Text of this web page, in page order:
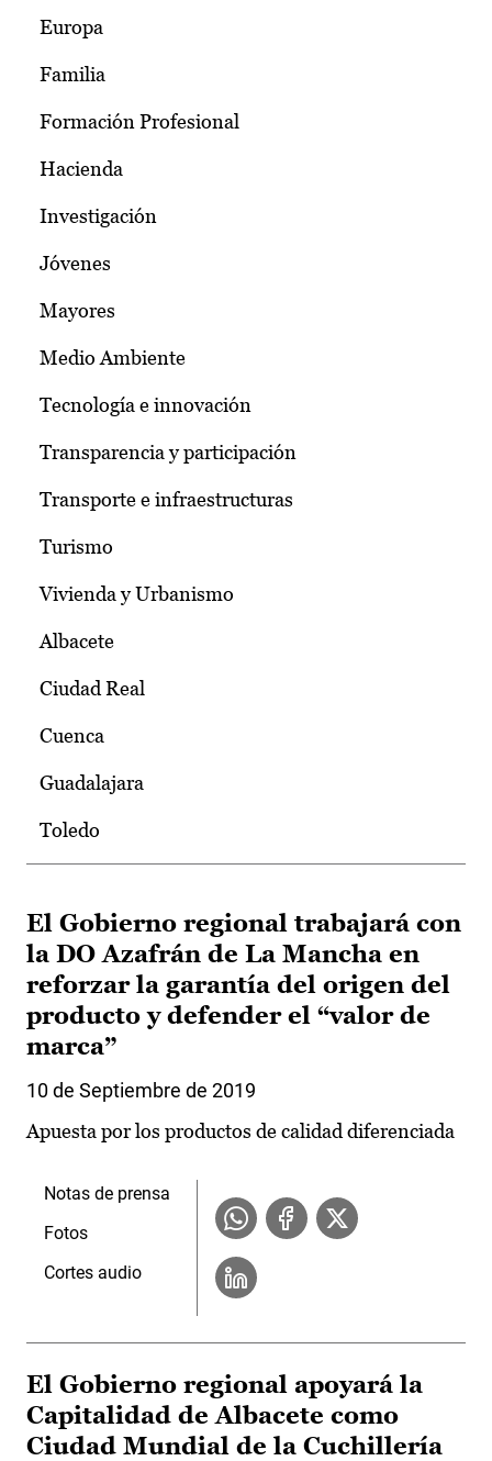
Europa
Familia
Formación Profesional
Hacienda
Investigación
Jóvenes
Mayores
Medio Ambiente
Tecnología e innovación
Transparencia y participación
Transporte e infraestructuras
Turismo
Vivienda y Urbanismo
Albacete
Ciudad Real
Cuenca
Guadalajara
Toledo
El Gobierno regional trabajará con
la DO Azafrán de La Mancha en
reforzar la garantía del origen del
producto y defender el “valor de
marca”
10 de Septiembre de 2019
Apuesta por los productos de calidad diferenciada
Notas de prensa
Fotos
Cortes audio
El Gobierno regional apoyará la
Capitalidad de Albacete como
Ciudad Mundial de la Cuchillería